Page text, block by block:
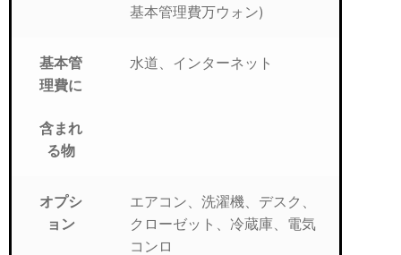
基本管理費万ウォン)
基本管
理費に
含まれ
る物
水道、インターネット
オプシ
ョン
エアコン、洗濯機、デスク、
クローゼット、冷蔵庫、電気
コンロ